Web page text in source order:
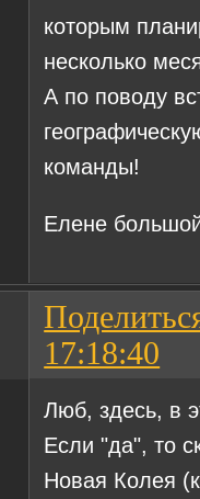
которым
несколько
А по поводу
команды!
Елене
17:18:40
Люб, здесь, в
Если "да", то
Новая Колея